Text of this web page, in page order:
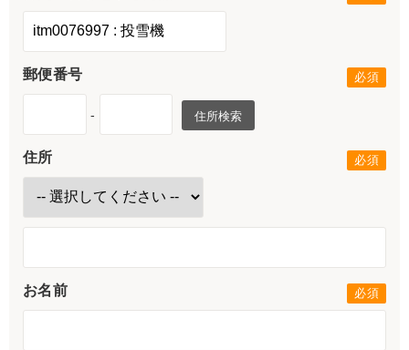
郵便番号
- 住所検索
住所
お名前